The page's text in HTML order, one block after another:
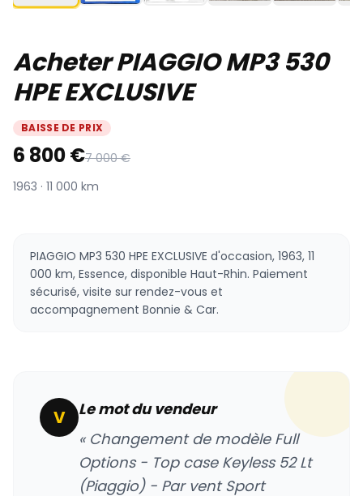
Acheter PIAGGIO MP3 530
HPE EXCLUSIVE
BAISSE DE PRIX
6 800 €7 000 €
1963 · 11 000 km
PIAGGIO MP3 530 HPE EXCLUSIVE d'occasion, 1963, 11
000 km, Essence, disponible Haut-Rhin. Paiement
sécurisé, visite sur rendez-vous et
accompagnement Bonnie & Car.
V
Le mot du vendeur
« Changement de modèle Full
Options - Top case Keyless 52 Lt
(Piaggio) - Par vent Sport